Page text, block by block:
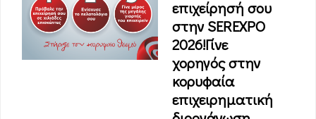
επιχείρησή σου
στην SEREXPO
2026!Γίνε
χορηγός στην
κορυφαία
επιχειρηματική